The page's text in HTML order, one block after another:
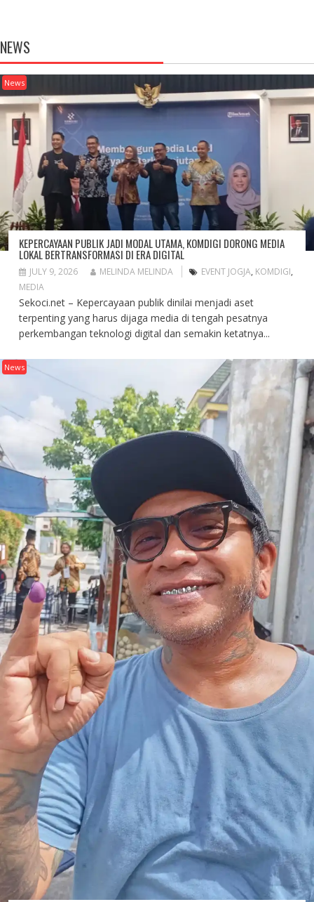
NEWS
News
KEPERCAYAAN PUBLIK JADI MODAL UTAMA, KOMDIGI DORONG MEDIA
LOKAL BERTRANSFORMASI DI ERA DIGITAL
JULY 9, 2026 MELINDA MELINDA EVENT JOGJA, KOMDIGI,
MEDIA
Sekoci.net – Kepercayaan publik dinilai menjadi aset
terpenting yang harus dijaga media di tengah pesatnya
perkembangan teknologi digital dan semakin ketatnya...
News